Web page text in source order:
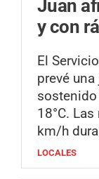
Juan
y con
El
prevé
18°C.
km/h
LOCALES